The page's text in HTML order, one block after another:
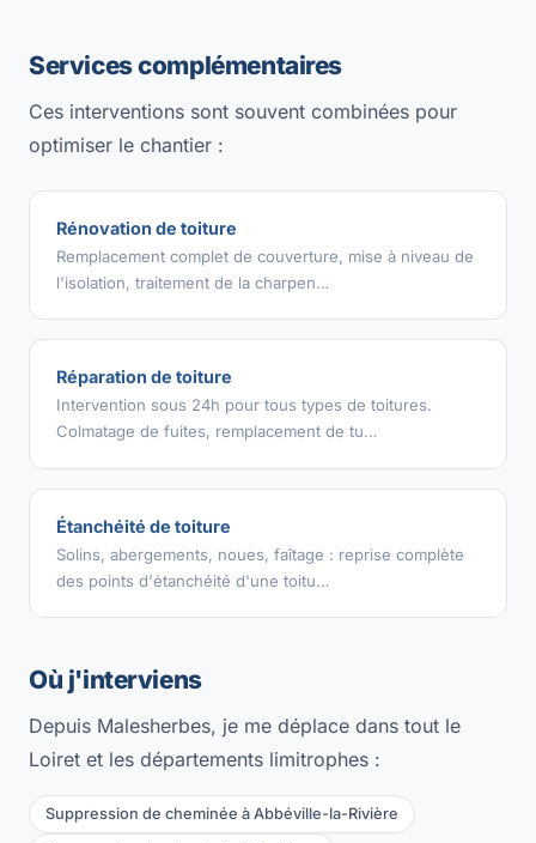
Services complémentaires
Ces interventions sont souvent combinées pour
optimiser le chantier :
Rénovation de toiture
Remplacement complet de couverture, mise à niveau de
l'isolation, traitement de la charpen…
Réparation de toiture
Intervention sous 24h pour tous types de toitures.
Colmatage de fuites, remplacement de tu…
Étanchéité de toiture
Solins, abergements, noues, faîtage : reprise complète
des points d'étanchéité d'une toitu…
Où j'interviens
Depuis Malesherbes, je me déplace dans tout le
Loiret et les départements limitrophes :
Suppression de cheminée à Abbéville-la-Rivière